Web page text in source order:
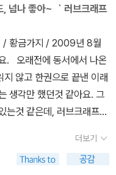
거의 아는 이가 있다고 해
명으로 소설가로 활동하는
에 차별적인 의미가 담긴
‘이누이트’로 썼다. 실제로
익혀 먹는다. 김지현 작가
래프트: 크툴루의 부름 외
자들이 인정하는 ‘최악의 작
양인들(정진영 번역, squin
‘실패자’를 뜻한다. 정진영
씨는 ‘second floor’를
floor’는 ‘3층’이다.
미는 다르다. ‘a man ma
게 번역되어 있다. ‘Chal
는 지명이자 그곳에 사는
속한 신관(神官)은 점성가
를 점성가로 번역할 수
’으로 되어 있는데, 이 또한
Just Like You (드라마
17, 1964년 1월 24일
원작명) 《아름
년, e-Book) ※ 2017
년 2월 28일 방영)아울
6, 1985년 11월 1일 방
! 뭔가 실수했을 때 그 낙담
부터 신던 신발을 왼발부
을 것처럼 10시간이건 12
침에도 말이죠. 그래서 이
명’이라고 봉투에 써서 다
대단한 사람이에요!” “그
고 싶지는 않으니까요.”
측한 나무들, 거대한 박쥐
병적인 악취, 길게 울음
곤 있으나 존재한다고 객관
소리. * 《세계 호러 걸작
삽으로 파들어 갔는지, 우
달과 섬뜩한 그림자들에,
와 춤추는 도깨비불에, 메
, 그리고 어딘지 모를 곳
덜란드의 미국식 표기다.
over an' daown?
dew beat all.
be in Afriky. Some
or half monkeys a
like this un.' 19세기
들 또는 이방인들에 대한
를 부렸다. “강한 자가 모
숙명으로 자리를 잡았다.
을 ‘야만스러운 짐승’으
같아요. 1,2편이 러브크래
거든요. 아마도 제가 판타
처럼 꿈을 걷는듯한 몽환
은 어떻게 분류되었을지 궁
으로는 '미지의 카다스를 향
례'를 재미있게 읽었어요.
에 어슬러 르귄의 '어스시
서 더 좋았던것 같습니
나 좋아~ ｀러브크래프
/ 황금가지 / 2009년 8월
. 오래전에 동서에서 나온
않고 한권으로 끝낸 이래
생각만 했던것 같아요. 그
는것 같은데, 러브크래프트
는데, 그때에 비해 '황금가
를 증가 시켜주었던것 같
더보기